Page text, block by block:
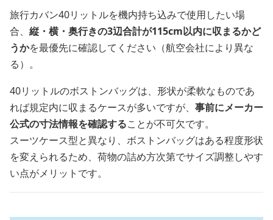
旅行カバン40リットルを機内持ち込みで使用したい場
合、 縦・横・奥行きの3辺合計が115cm以内に収まるかど
うかを最優先に確認してください（航空会社により異な
る）。
40リットルのボストンバッグは、形状が柔軟なものであ
れば規定内に収まるケースが多いですが、 事前にメーカー
公式の寸法情報を確認することが不可欠です。
スーツケース型と異なり、ボストンバッグはある程度形状
を変えられるため、荷物の詰め方次第でサイズ調整しやす
い点がメリットです。